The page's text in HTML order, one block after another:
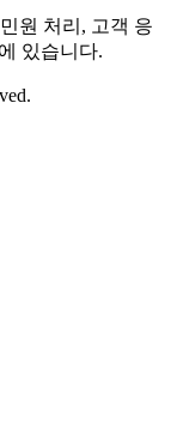
원 처리, 고객 응
있습니다.